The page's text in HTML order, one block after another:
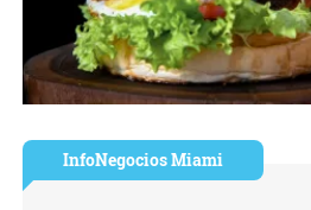
InfoNegocios Miami